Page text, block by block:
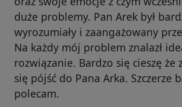
duże problemy. Pan Arek był
wyrozumiały i zaangażowany
Na każdy mój problem znalazł
rozwiązanie. Bardzo się cieszę że
się pójść do Pana Arka. Szczerze
polecam.